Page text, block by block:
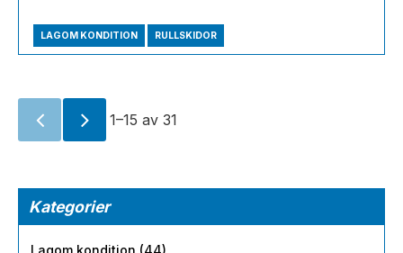
LAGOM KONDITION RULLSKIDOR
1–15 av 31
Kategorier